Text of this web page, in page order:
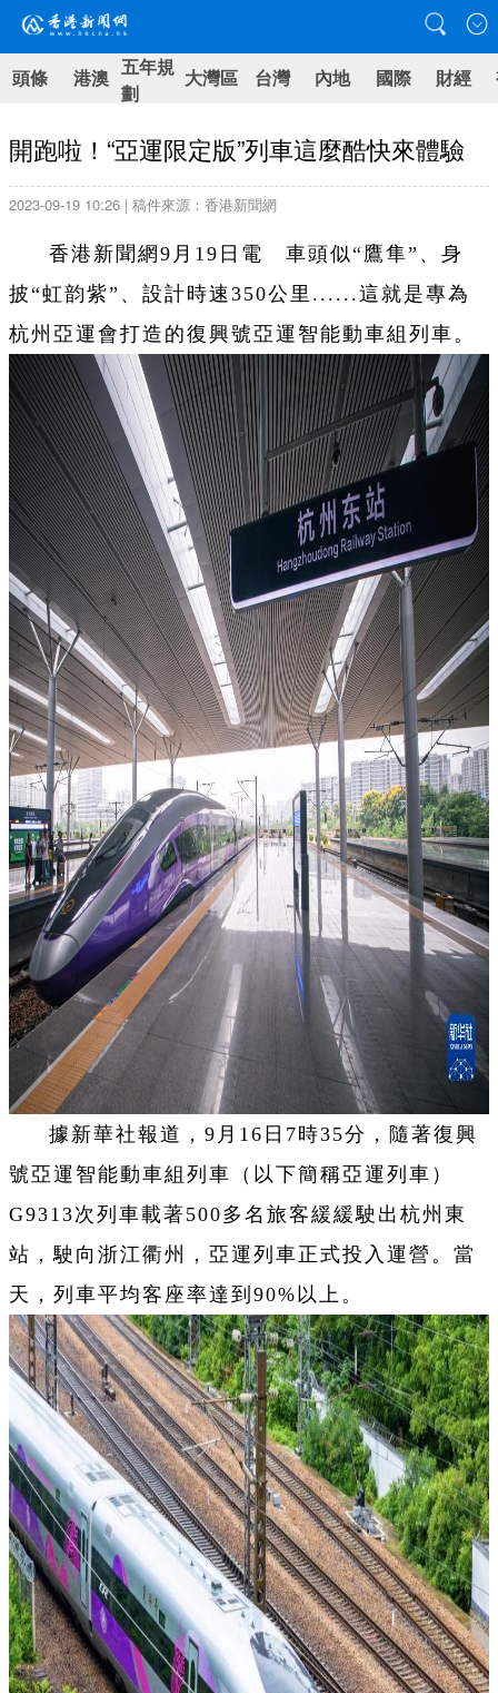
頭條 港澳 五年規
劃
大灣區 台灣 內地 國際 財經
開跑啦！“亞運限定版”列車這麼酷快來體驗
2023-09-19 10:26 | 稿件來源：香港新聞網
香港新聞網9月19日電 車頭似“鷹隼”、身
披“虹韵紫”、設計時速350公里......這就是專為
杭州亞運會打造的復興號亞運智能動車組列車。
據新華社報道，9月16日7時35分，隨著復興
號亞運智能動車組列車（以下簡稱亞運列車）
G9313次列車載著500多名旅客緩緩駛出杭州東
站，駛向浙江衢州，亞運列車正式投入運營。當
天，列車平均客座率達到90%以上。